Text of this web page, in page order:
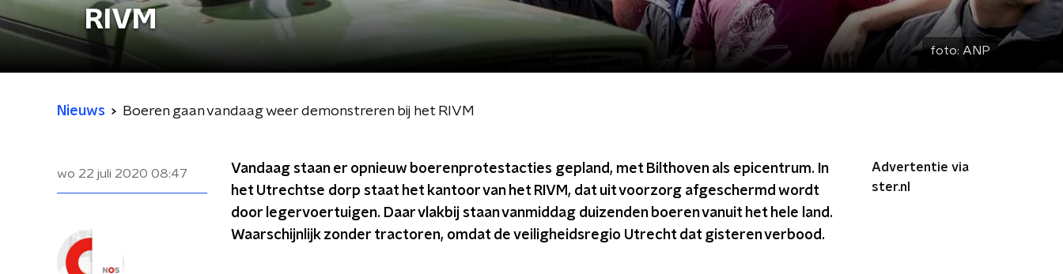
RIVM
foto: ANP
Nieuws Boeren gaan vandaag weer demonstreren bij het RIVM
wo 22 juli 2020 08:47
Vandaag staan er opnieuw boerenprotestacties gepland, met Bilthoven als epicentrum. In
het Utrechtse dorp staat het kantoor van het RIVM, dat uit voorzorg afgeschermd wordt
door legervoertuigen. Daar vlakbij staan vanmiddag duizenden boeren vanuit het hele land.
Waarschijnlijk zonder tractoren, omdat de veiligheidsregio Utrecht dat gisteren verbood.
Advertentie via
ster.nl